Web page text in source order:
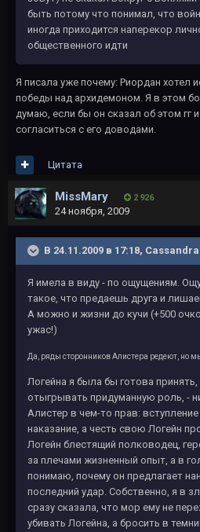
быть потому что понимал, что
иногда приходится наперекор
общественного идти
Я писала уже почему: Риордан хотел
победы над архидемоном. Я в этом
думаю, если бы он сказал об этом гг
согласиться с его доводами.
Цитата
MissMary 2 926
24 ноября, 2009
В 24.11.2009 в 17:18,
Я имела в виду - по ощущениям.
такое, что предаешь друга и
А можно и жизни до кучи (+500
ужас!)
Да, ряды сторонников Алистера редеют, но
Логейна я была бы готова
отыгрывать придуманную роль, -
Алистер в чем-то прав:
наказание, а честь свою Логейн
Логейн блестящий полководец,
за плечами жизненный опыт, а в
понимаю, почему он предлагает
последний удар. Собственно, я в
сразу сказала, что мор ему не
убивать Логейна, а бросить в